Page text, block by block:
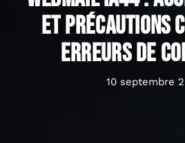
et précautions
erreurs de
10 septembre